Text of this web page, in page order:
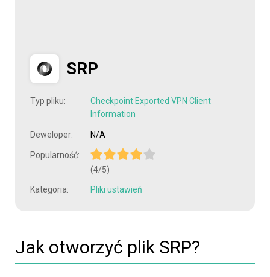
SRP
Typ pliku:
Checkpoint Exported VPN Client
Information
Deweloper: N/A
Popularność:
(4/5)
Kategoria: Pliki ustawień
Jak otworzyć plik SRP?